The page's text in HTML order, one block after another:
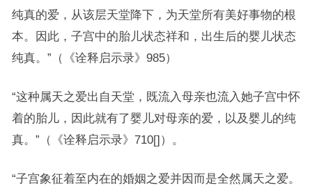
纯真的爱，从该层天堂降下，为天堂所有美好事物的根
本。因此，子宫中的胎儿状态祥和，出生后的婴儿状态
纯真。”（《诠释启示录》985）
“这种属天之爱出自天堂，既流入母亲也流入她子宫中怀
着的胎儿，因此就有了婴儿对母亲的爱，以及婴儿的纯
真。”（《诠释启示录》710[]）。
“子宫象征着至内在的婚姻之爱并因而是全然属天之爱。